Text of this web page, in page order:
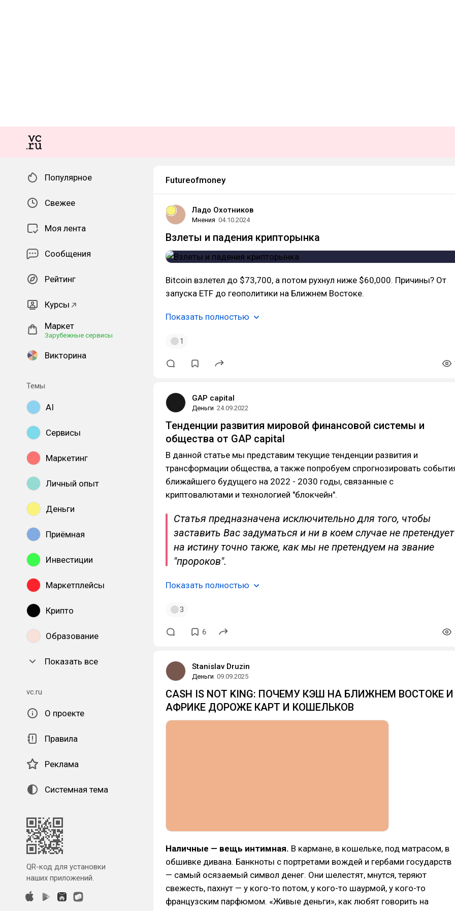
Популярное
Свежее
Моя лента
Сообщения
Рейтинг
Курсы
Маркет
Зарубежные сервисы
Викторина
Темы
AI
Сервисы
Маркетинг
Личный опыт
Деньги
Приёмная
Инвестиции
Маркетплейсы
Крипто
Образование
Показать все
vc.ru
О проекте
Правила
Реклама
Системная тема
QR-код для установки
наших приложений.
Futureofmoney
Ладо Охотников
Мнения 04.10.2024
Взлеты и падения крипторынка
Bitcoin взлетел до $73,700, а потом рухнул ниже $60,000. Причины? От
запуска ETF до геополитики на Ближнем Востоке.
Показать полностью
1
GAP capital
Деньги 24.09.2022
Тенденции развития мировой финансовой системы и
общества от GAP capital
В данной статье мы представим текущие тенденции развития и
трансформации общества, а также попробуем спрогнозировать
ближайшего будущего на 2022 - 2030 годы, связанные с
криптовалютами и технологией "блокчейн".
Статья предназначена исключительно для того, чтобы
заставить Вас задуматься и ни в коем случае не претендует
на истину точно также, как мы не претендуем на звание
"пророков".
Показать полностью
3
6
Stanislav Druzin
Деньги 09.09.2025
CASH IS NOT KING: ПОЧЕМУ КЭШ НА БЛИЖНЕМ ВОСТОКЕ И
АФРИКЕ ДОРОЖЕ КАРТ И КОШЕЛЬКОВ
Наличные — вещь интимная. В кармане, в кошельке, под матрасом, в
обшивке дивана. Банкноты с портретами вождей и гербами государств
— самый осязаемый символ денег. Они шелестят, мнутся, теряют
свежесть, пахнут — у кого-то потом, у кого-то шаурмой, у кого-то
французским парфюмом. «Живые деньги», как любят говорить на